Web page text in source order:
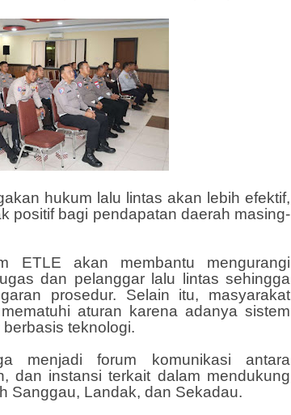
hukum lalu lintas akan lebih efektif,
positif bagi pendapatan daerah masing-
ETLE akan membantu mengurangi
dan pelanggar lalu lintas sehingga
prosedur. Selain itu, masyarakat
aturan karena adanya sistem
teknologi.
menjadi forum komunikasi antara
dan instansi terkait dalam mendukung
Sanggau, Landak, dan Sekadau.